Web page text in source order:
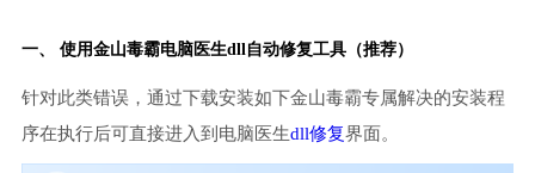
一、 使用金山毒霸电脑医生dll自动修复工具（推荐）
针对此类错误，通过下载安装如下金山毒霸专属解决的安装程
序在执行后可直接进入到电脑医生dll修复界面。